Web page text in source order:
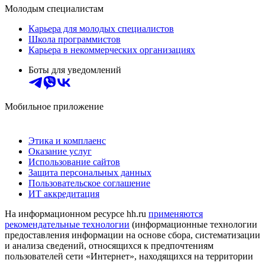
Молодым специалистам
Карьера для молодых специалистов
Школа программистов
Карьера в некоммерческих организациях
Боты для уведомлений
Мобильное приложение
Этика и комплаенс
Оказание услуг
Использование сайтов
Защита персональных данных
Пользовательское соглашение
ИТ аккредитация
На информационном ресурсе hh.ru применяются
рекомендательные технологии (информационные технологии
предоставления информации на основе сбора, систематизации
и анализа сведений, относящихся к предпочтениям
пользователей сети «Интернет», находящихся на территории